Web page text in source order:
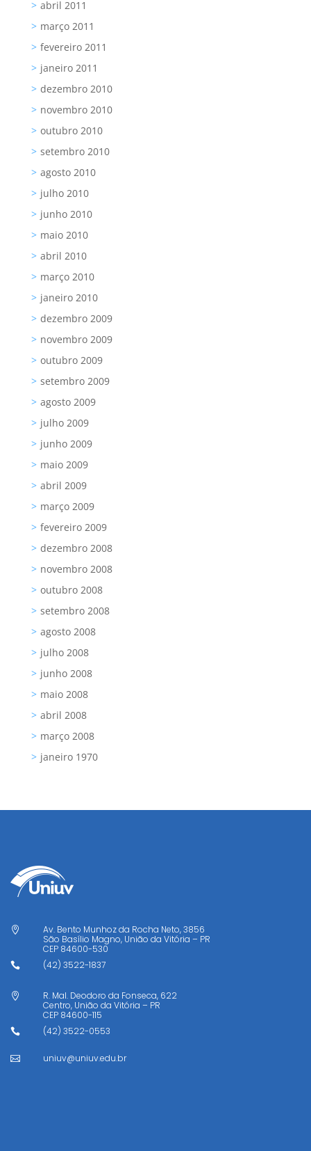
abril 2011
março 2011
fevereiro 2011
janeiro 2011
dezembro 2010
novembro 2010
outubro 2010
setembro 2010
agosto 2010
julho 2010
junho 2010
maio 2010
abril 2010
março 2010
janeiro 2010
dezembro 2009
novembro 2009
outubro 2009
setembro 2009
agosto 2009
julho 2009
junho 2009
maio 2009
abril 2009
março 2009
fevereiro 2009
dezembro 2008
novembro 2008
outubro 2008
setembro 2008
agosto 2008
julho 2008
junho 2008
maio 2008
abril 2008
março 2008
janeiro 1970

Av. Bento Munhoz da Rocha Neto, 3856
São Basílio Magno, União da Vitória – PR
CEP 84600-530
 (42) 3522-1837

R. Mal. Deodoro da Fonseca, 622
Centro, União da Vitória – PR
CEP 84600-115
 (42) 3522-0553
 uniuv@uniuv.edu.br